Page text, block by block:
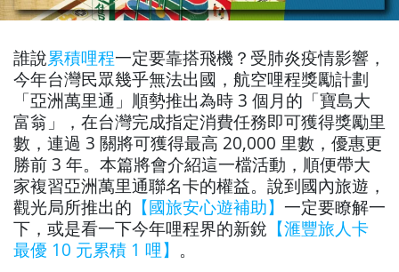
誰說累積哩程一定要靠搭飛機？受肺炎疫情影響，
今年台灣民眾幾乎無法出國，航空哩程獎勵計劃
「亞洲萬里通」順勢推出為時 3 個月的「寶島大
富翁」，在台灣完成指定消費任務即可獲得獎勵里
數，連過 3 關將可獲得最高 20,000 里數，優惠更
勝前 3 年。本篇將會介紹這一檔活動，順便帶大
家複習亞洲萬里通聯名卡的權益。說到國內旅遊，
觀光局所推出的 【國旅安心遊補助】 一定要瞭解一
下，或是看一下今年哩程界的新銳 【滙豐旅人卡
最優 10 元累積 1 哩】 。